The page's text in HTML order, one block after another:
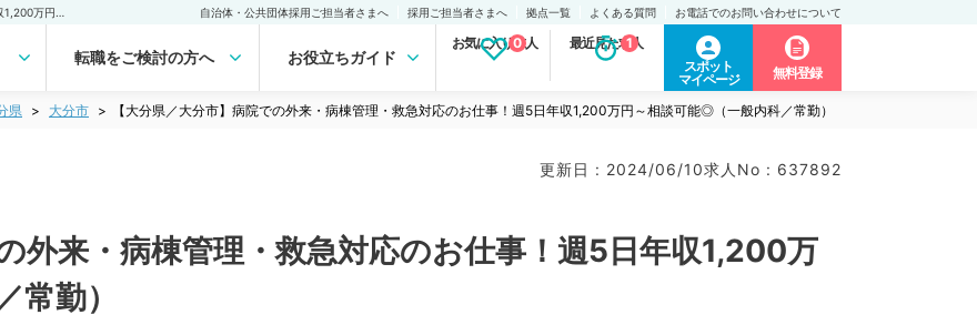
自治体・公共団体採用ご担当者さまへ 採用ご担当者さまへ 拠点一覧 よくある質問 お電話でのお問い合わせについて
転職をご検討の方へ お役立ちガイド
お気に入り求人
0 最近見た求人
1
スポット
マイページ
無料登録
県 大分市 【大分県／大分市】病院での外来・病棟管理・救急対応のお仕事！週5日年収1,200万円～相談可能◎（一般内科／常勤）
更新日 : 2024/06/10求人No : 637892
外来・病棟管理・救急対応のお仕事！週5日年収1,200万
勤）